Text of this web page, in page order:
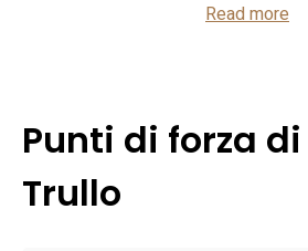
ben organizzata: due camere
schermo piatto, minibar e
fumatori e dispone di un posto auto
ospiti, caratteristica
Read more
Punti di forza
Trullo